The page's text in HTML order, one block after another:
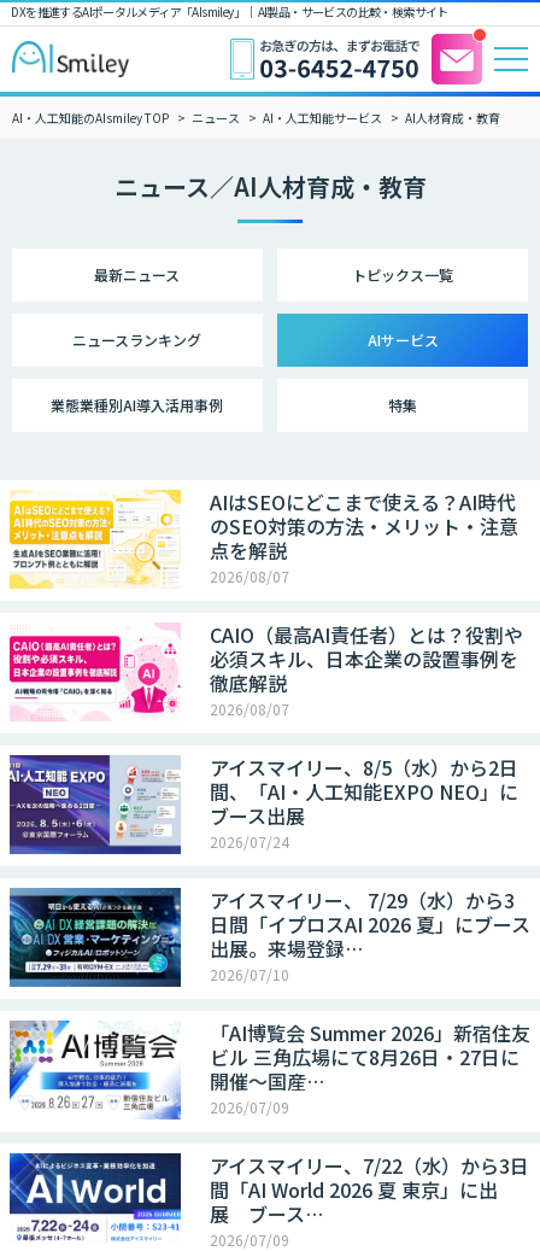
DXを推進するAIポータルメディア「AIsmiley」｜ AI製品・サービスの比較・検索サイト
AI・人工知能のAIsmiley TOP ニュース AI・人工知能サービス AI人材育成・教育
ニュース／AI人材育成・教育
最新ニュース トピックス一覧
ニュース ランキング AIサービス
業態業種別AI導入活用事例 特集
AIはSEOにどこまで使える？AI時代
のSEO対策の方法・メリット・注意
点を解説
2026/08/07
CAIO（最高AI責任者）とは？役割や
必須スキル、日本企業の設置事例を
徹底解説
2026/08/07
アイスマイリー、8/5（水）から2日
間、「AI・人工知能EXPO NEO」に
ブース出展
2026/07/24
アイスマイリー、 7/29（水）から3
日間「イプロスAI 2026 夏」にブース
出展。来場登録…
2026/07/10
「AI博覧会 Summer 2026」新宿住友
ビル 三角広場にて8月26日・27日に
開催～国産…
2026/07/09
アイスマイリー、7/22（水）から3日
間「AI World 2026 夏 東京」に出
展 ブース…
2026/07/09